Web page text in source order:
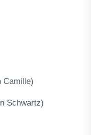
Camille)
Schwartz)